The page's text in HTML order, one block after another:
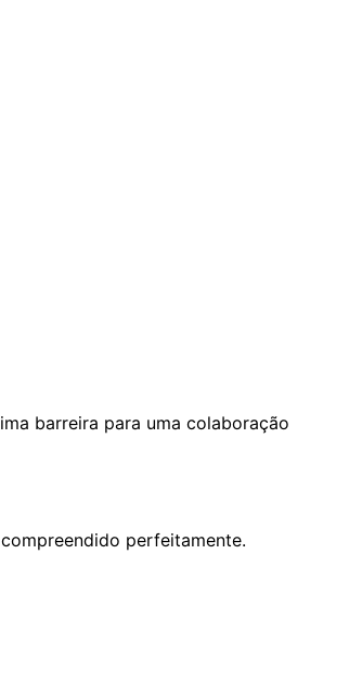
barreira para uma colaboração
perfeitamente.